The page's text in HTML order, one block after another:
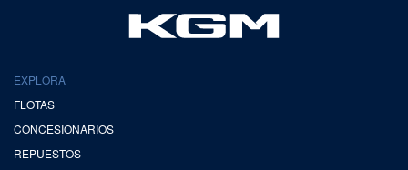
EXPLORA
FLOTAS
CONCESIONARIOS
REPUESTOS